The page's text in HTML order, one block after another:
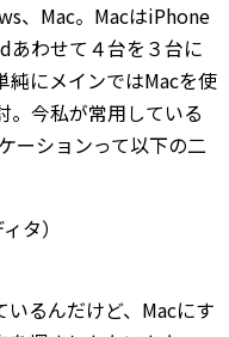
、Mac。MacはiPhone
あわせて４台を３台に
純にメインではMacを使
。今私が常用している
ーションって以下の二
タ）
るんだけど、Macにす